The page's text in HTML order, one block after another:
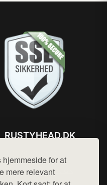
for at
mere relevant
RUSTYHEAD.DK
Mail: hej@want.dk